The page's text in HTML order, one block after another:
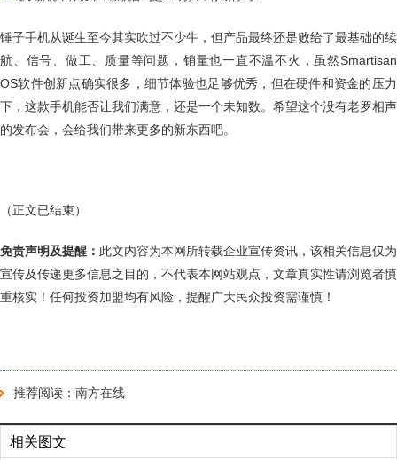
锤子手机从诞生至今其实吹过不少牛，但产品最终还是败给了最基础的续
航、信号、做工、质量等问题，销量也一直不温不火，虽然Smartisan
OS软件创新点确实很多，细节体验也足够优秀，但在硬件和资金的压力
下，这款手机能否让我们满意，还是一个未知数。希望这个没有老罗相声
的发布会，会给我们带来更多的新东西吧。
（正文已结束）
免责声明及提醒： 此文内容为本网所转载企业宣传资讯，该相关信息仅为
宣传及传递更多信息之目的，不代表本网站观点，文章真实性请浏览者慎
重核实！任何投资加盟均有风险，提醒广大民众投资需谨慎！
推荐阅读： 南方在线
相关图文